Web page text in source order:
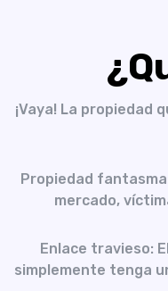
¡Vaya! La propiedad
Propiedad
mercado,
Enlace travieso:
simplemente tenga